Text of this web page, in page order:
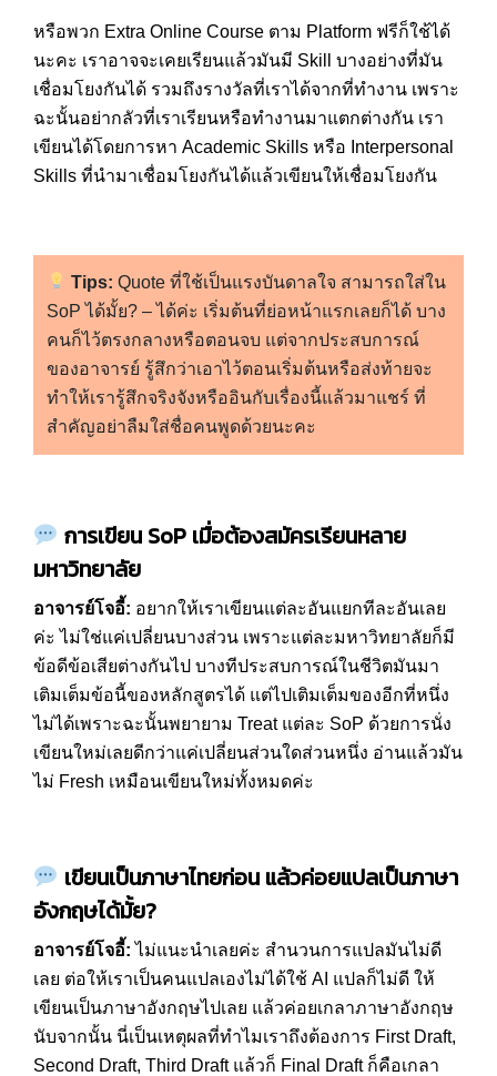
หรือพวก Extra Online Course ตาม Platform ฟรีก็ใช้ได้
นะคะ เราอาจจะเคยเรียนแล้วมันมี Skill บางอย่างที่มัน
เชื่อมโยงกันได้ รวมถึงรางวัลที่เราได้จากที่ทำงาน เพราะ
ฉะนั้นอย่ากลัวที่เราเรียนหรือทำงานมาแตกต่างกัน เรา
เขียนได้โดยการหา Academic Skills หรือ Interpersonal
Skills ที่นำมาเชื่อมโยงกันได้แล้วเขียนให้เชื่อมโยงกัน
Tips: Quote ที่ใช้เป็นแรงบันดาลใจ สามารถใส่ใน
SoP ได้มั้ย? – ได้ค่ะ เริ่มต้นที่ย่อหน้าแรกเลยก็ได้ บาง
คนก็ไว้ตรงกลางหรือตอนจบ แต่จากประสบการณ์
ของอาจารย์ รู้สึกว่าเอาไว้ตอนเริ่มต้นหรือส่งท้ายจะ
ทำให้เรารู้สึกจริงจังหรืออินกับเรื่องนี้แล้วมาแชร์ ที่
สำคัญอย่าลืมใส่ชื่อคนพูดด้วยนะคะ
การเขียน SoP เมื่อต้องสมัครเรียนหลาย
มหาวิทยาลัย
อาจารย์โจอี้: อยากให้เราเขียนแต่ละอันแยกทีละอันเลย
ค่ะ ไม่ใช่แค่เปลี่ยนบางส่วน เพราะแต่ละมหาวิทยาลัยก็มี
ข้อดีข้อเสียต่างกันไป บางทีประสบการณ์ในชีวิตมันมา
เติมเต็มข้อนี้ของหลักสูตรได้ แต่ไปเติมเต็มของอีกที่หนึ่ง
ไม่ได้เพราะฉะนั้นพยายาม Treat แต่ละ SoP ด้วยการนั่ง
เขียนใหม่เลยดีกว่าแค่เปลี่ยนส่วนใดส่วนหนึ่ง อ่านแล้วมัน
ไม่ Fresh เหมือนเขียนใหม่ทั้งหมดค่ะ
เขียนเป็นภาษาไทยก่อน แล้วค่อยแปลเป็นภาษา
อังกฤษได้มั้ย?
อาจารย์โจอี้: ไม่แนะนำเลยค่ะ สำนวนการแปลมันไม่ดี
เลย ต่อให้เราเป็นคนแปลเองไม่ได้ใช้ AI แปลก็ไม่ดี ให้
เขียนเป็นภาษาอังกฤษไปเลย แล้วค่อยเกลาภาษาอังกฤษ
นับจากนั้น นี่เป็นเหตุผลที่ทำไมเราถึงต้องการ First Draft,
Second Draft, Third Draft แล้วก็ Final Draft ก็คือเกลา